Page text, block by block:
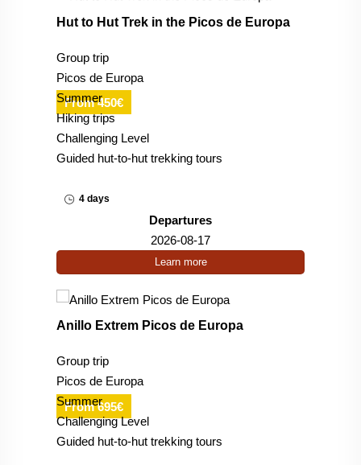
From 450€
Hut to Hut Trek in the Picos de Europa
Group trip
Picos de Europa
Summer
Hiking trips
Challenging Level
Guided hut-to-hut trekking tours
4 days
Departures
2026-08-17
Learn more
From 695€
Anillo Extrem Picos de Europa
Group trip
Picos de Europa
Summer
Challenging Level
Guided hut-to-hut trekking tours